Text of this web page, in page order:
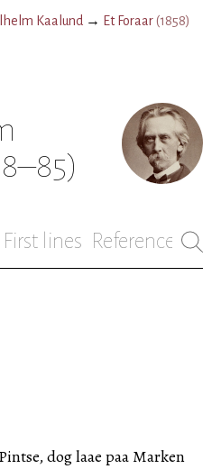
Kaalund → Et Foraar(1858)
First lines References
dog laae paa Marken